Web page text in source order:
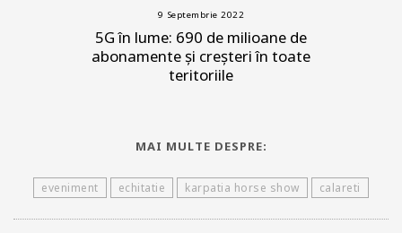
9 Septembrie 2022
5G în lume: 690 de milioane de
abonamente și creșteri în toate
teritoriile
MAI MULTE DESPRE:
eveniment echitatie karpatia horse show calareti